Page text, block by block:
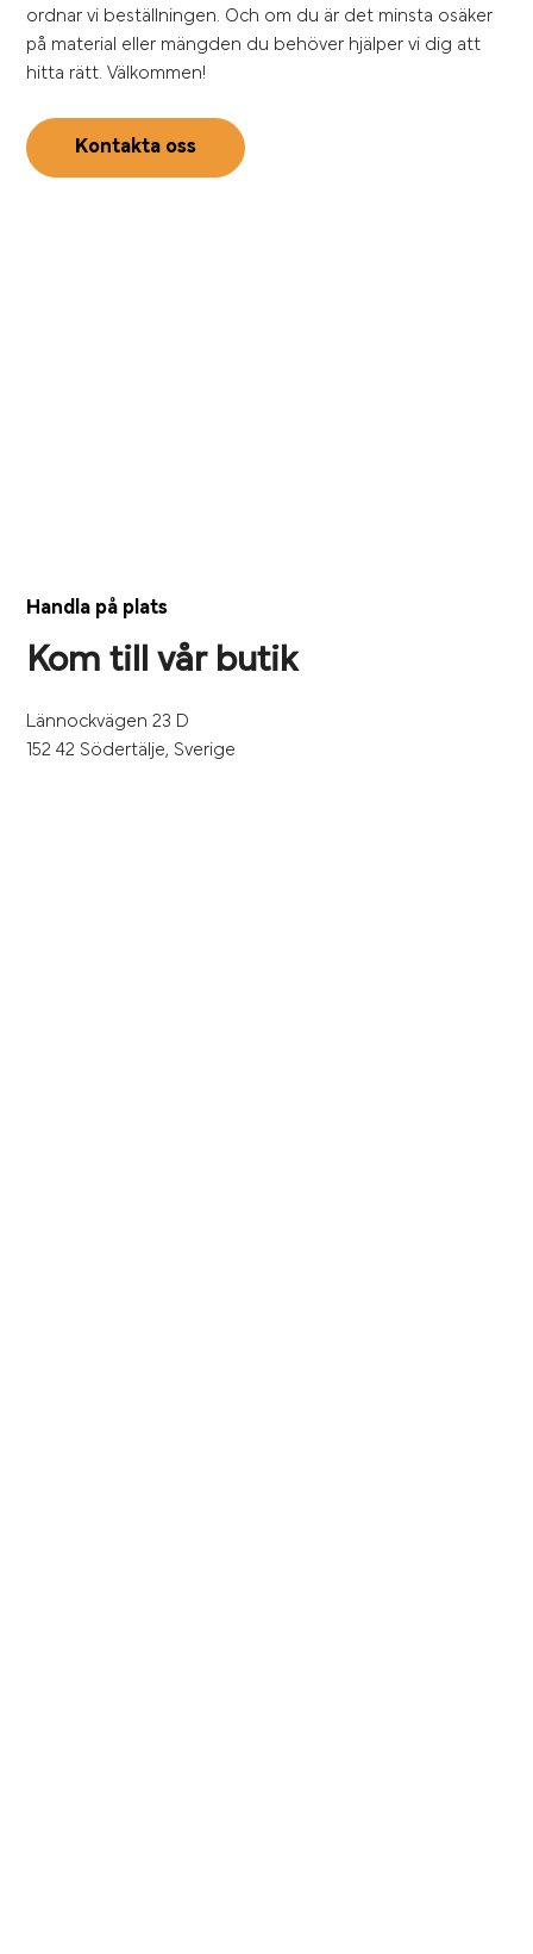
ordnar vi beställningen. Och om du är det minsta osäker
på material eller mängden du behöver hjälper vi dig att
hitta rätt. Välkommen!
Kontakta oss
Handla på plats
Kom till vår butik
Lännockvägen 23 D
152 42 Södertälje, Sverige